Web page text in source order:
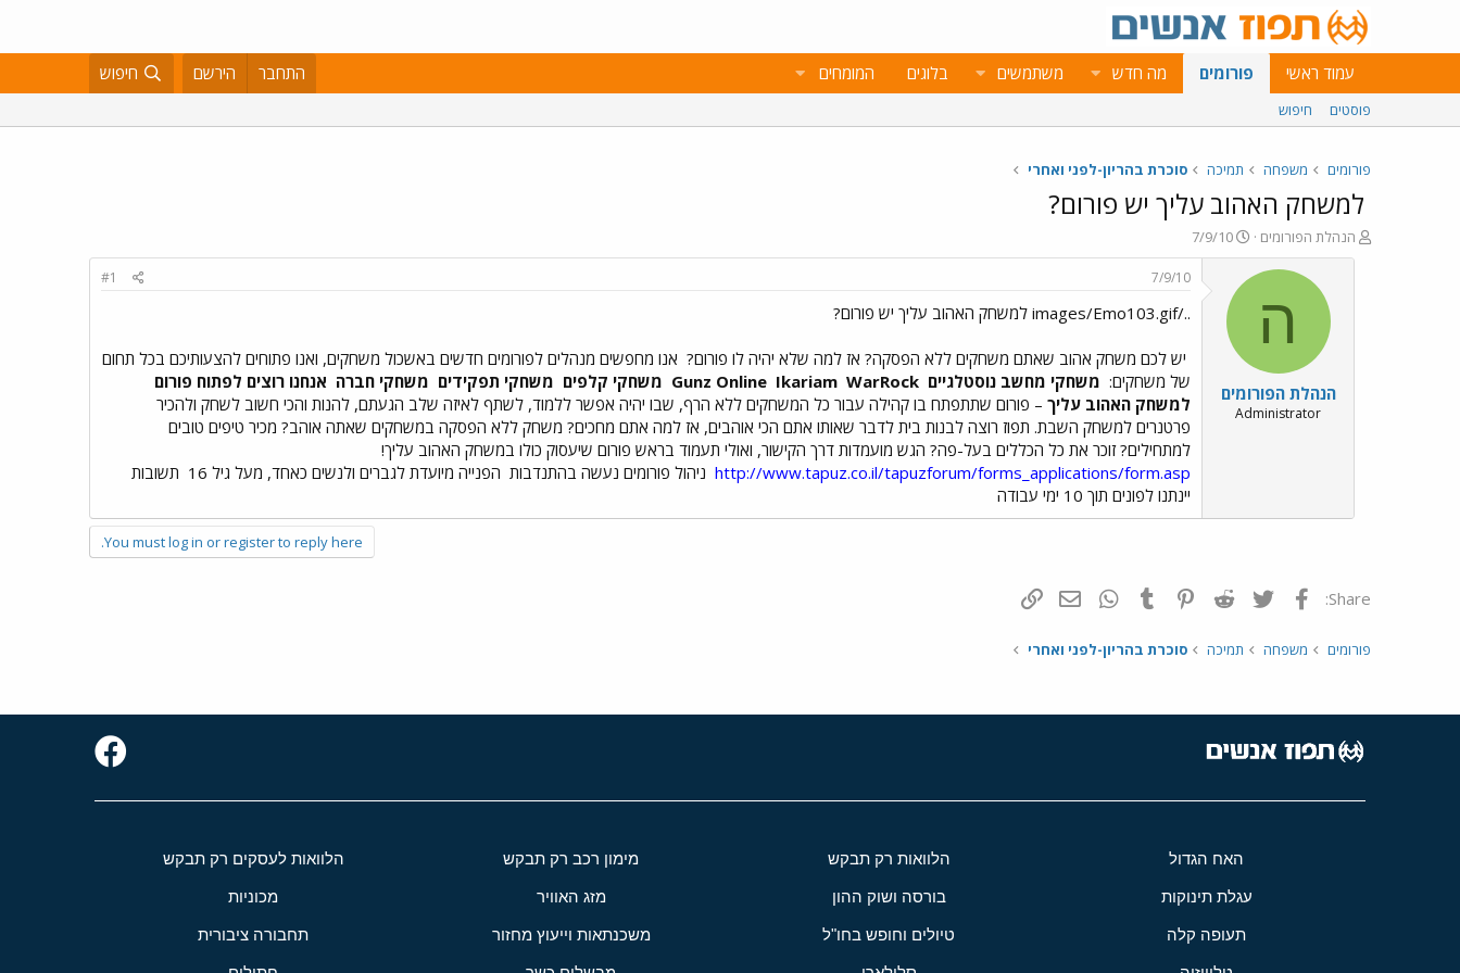
עמוד ראשי פורומים מה חדש משתמשים בלוגים המומחים התחבר הירשם חיפוש
פוסטים חיפוש
פורומים משפחה תמיכה סוכרת בהריון-לפני ואחרי
למשחק האהוב עליך יש פורום?
פ
ו
הנהלת הפורומים
פ
ו
ס
ם
ב
ת
ר
7/9/10
ה
הנהלת הפורומים
Administrator
7/9/10
#1
../images/Emo103.gif למשחק האהוב עליך יש פורום?
יש לכם משחק אהוב שאתם משחקים ללא הפסקה? אז למה שלא יהיה לו פורום? אנו מחפשים מנהלים לפורומים חדשים באשכול משחקים, ואנו פתוחים להצעותיכם בכל תחום
של משחקים: משחקי מחשב נוסטלגיים Ikariam WarRock משחקי קלפים משחקי תפקידים משחקי חברה אנחנו רוצים לפתוח פורום
למשחק האהוב עליך – פורום שתתפתח בו קהילה עבור כל המשחקים ללא הרף, שבו יהיה אפשר ללמוד, לשתף לאיזה שלב הגעתם, להנות והכי חשוב לשחק ולהכיר
פרטנרים למשחק השבת. תפוז רוצה לבנות בית לדבר שאותו אתם הכי אוהבים, אז למה אתם מחכים? משחק ללא הפסקה במשחקים שאתה אוהב? מכיר טיפים טובים
למתחילים? זוכר את כל הכללים בעל-פה? הגש מועמדות דרך הקישור, ואולי תעמוד בראש פורום שיעסוק כולו במשחק האהוב עליך!
http://www.tapuz.co.il/tapuzforum/forms_applications/form.asp ניהול פורומים נעשה בהתנדבות הפנייה מיועדת לגברים ולנשים כאחד, מעל גיל 16
תשובות
יינתנו לפונים תוך 10 ימי עבודה
You must log in or register to reply here.
Share: פייסבוק Twitter
Reddit
Pinterest
Tumblr
WhatsAppדואר אלקטרוני
פורומים משפחה תמיכה סוכרת בהריון-לפני ואחרי
האח הגדול הלוואות רק תבקש מימון רכב רק תבקש הלוואות לעסקים רק תבקש
עגלת תינוקות בורסה ושוק ההון מזג האוויר מכוניות
תעופה קלה טיולים וחופש בחו"ל משכנתאות וייעוץ מחזור תחבורה ציבורית